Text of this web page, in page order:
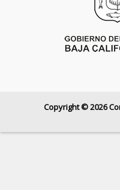
Copyright © 2026